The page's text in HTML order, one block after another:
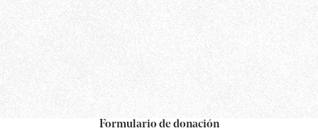
Formulario de donación